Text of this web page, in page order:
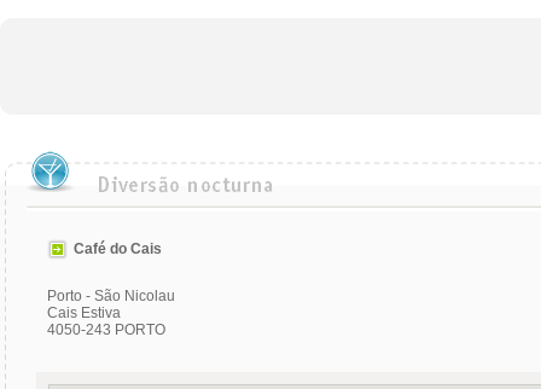
Café do Cais
Porto - São Nicolau
Cais Estiva
4050-243 PORTO